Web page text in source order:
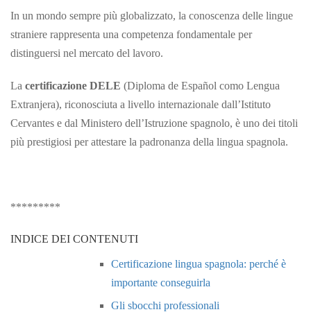
In un mondo sempre più globalizzato, la conoscenza delle lingue
straniere rappresenta una competenza fondamentale per
distinguersi nel mercato del lavoro.
La certificazione DELE (Diploma de Español como Lengua
Extranjera), riconosciuta a livello internazionale dall’Istituto
Cervantes e dal Ministero dell’Istruzione spagnolo, è uno dei titoli
più prestigiosi per attestare la padronanza della lingua spagnola.
*********
INDICE DEI CONTENUTI
Certificazione lingua spagnola: perché è
importante conseguirla
Gli sbocchi professionali